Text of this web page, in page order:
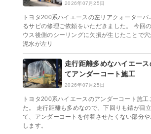
2026年07月25日
トヨタ200系ハイエースの左リアクォーター
るサビの修理ご依頼をいただきました。 今回
ウス後側のシーリングに欠損が生じたことで
泥水が左リ
走行距離多めなハイエー
てアンダーコート施工
2026年07月25日
トヨタ200系ハイエースのアンダーコート施工
た。 走行距離も多めなので、下回りも錆が目
て、アンダーコートを付着させたくない部分
します。